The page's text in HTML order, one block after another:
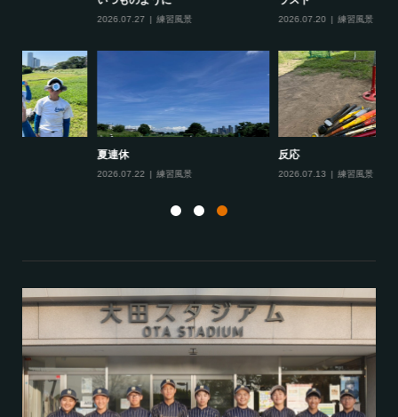
練習風景 練習風景
練習風景 練習風景